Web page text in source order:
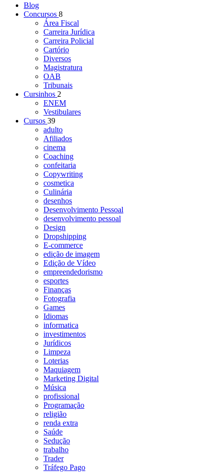
Blog
Concursos 8
Área Fiscal
Carreira Jurídica
Carreira Policial
Cartório
Diversos
Magistratura
OAB
Tribunais
Cursinhos 2
ENEM
Vestibulares
Cursos 39
adulto
Afiliados
cinema
Coaching
confeitaria
Copywriting
cosmetica
Culinária
desenhos
Desenvolvimento Pessoal
desenvolvimento pessoal
Design
Dropshipping
E-commerce
edição de imagem
Edição de Vídeo
empreendedorismo
esportes
Finanças
Fotografia
Games
Idiomas
informatica
investimentos
Jurídicos
Limpeza
Loterias
Maquiagem
Marketing Digital
Música
profissional
Programação
religião
renda extra
Saúde
Sedução
trabalho
Trader
Tráfego Pago